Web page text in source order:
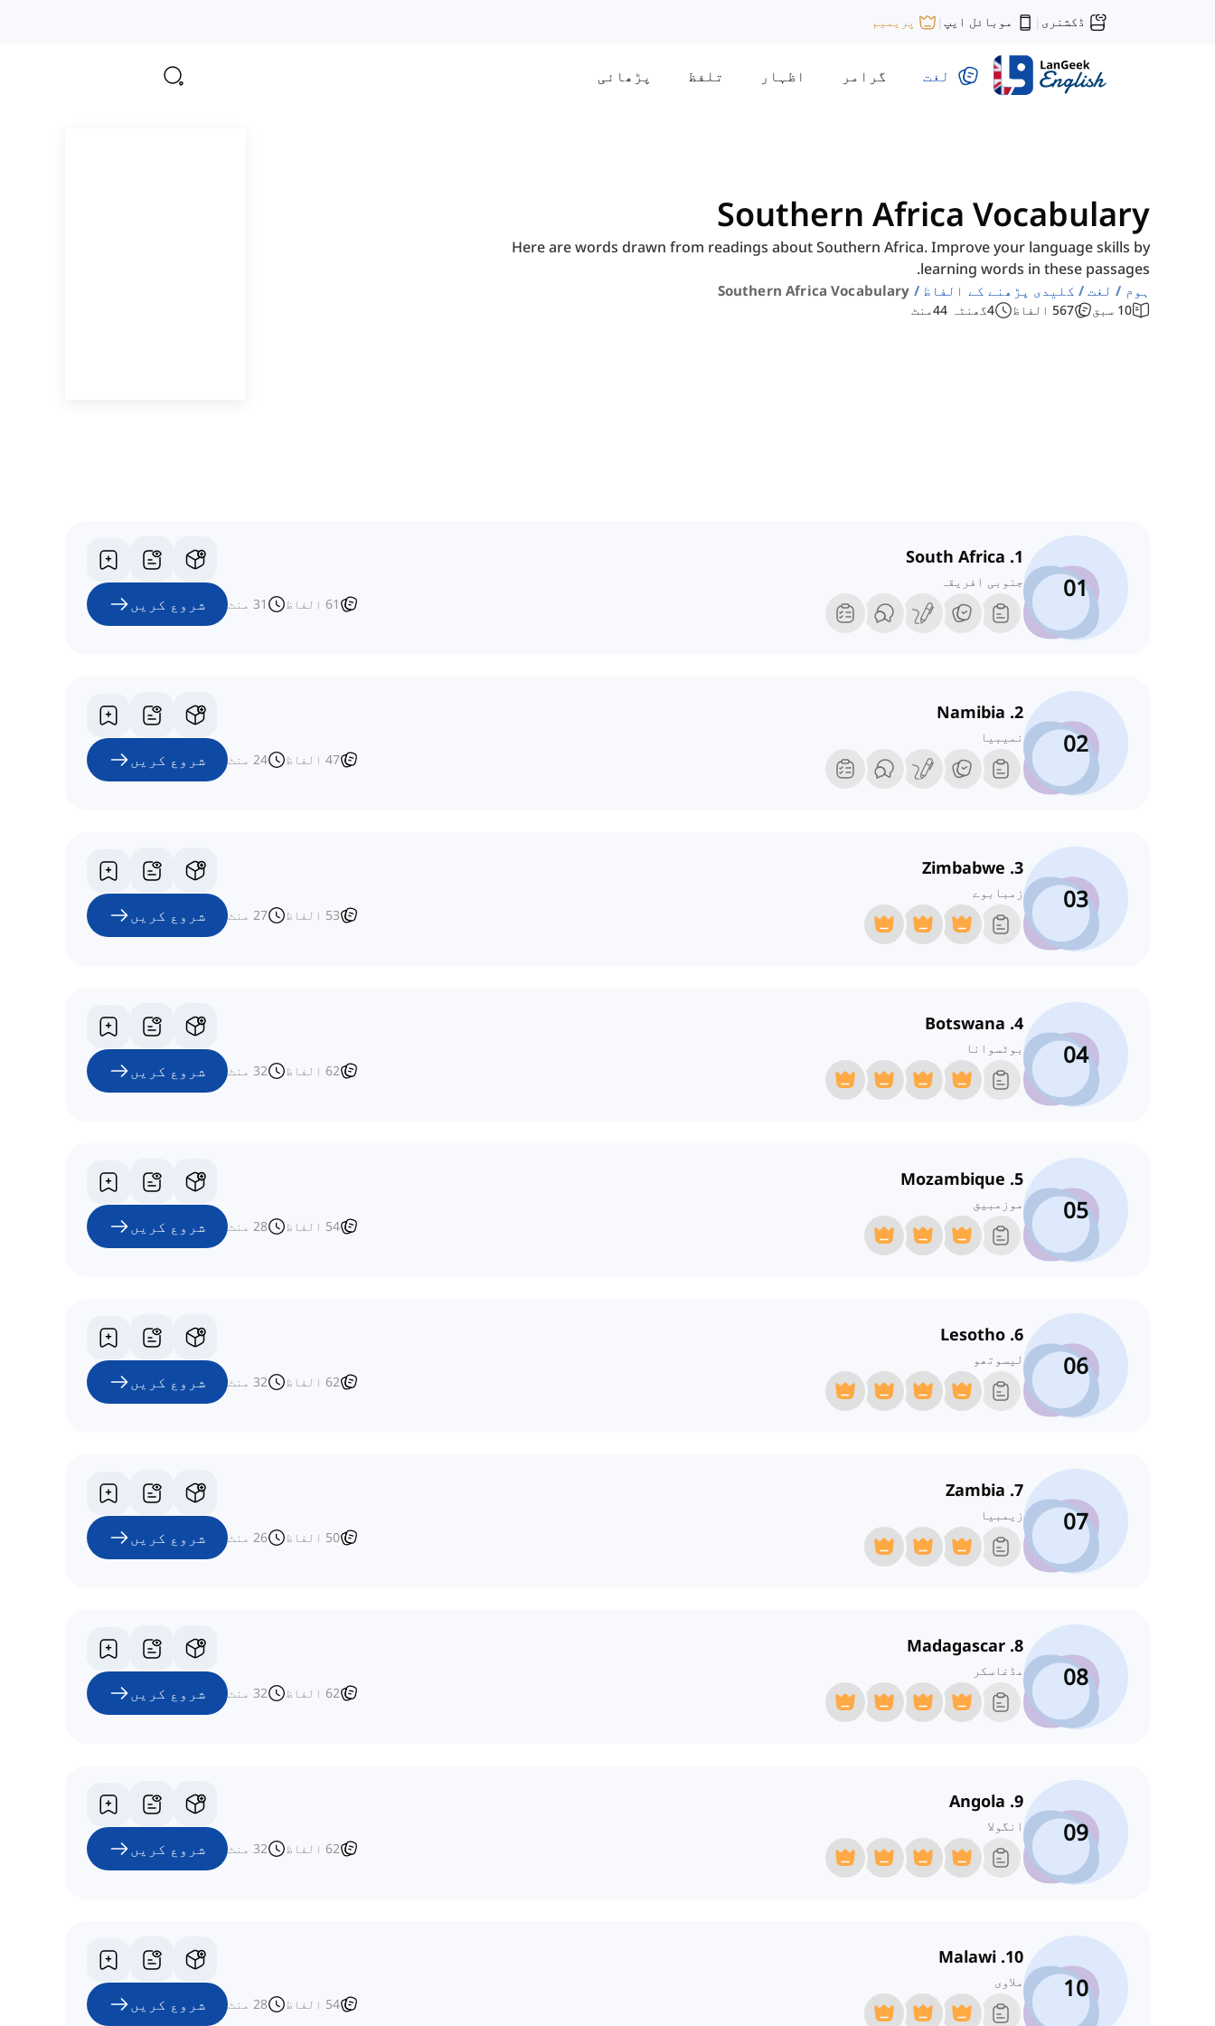
ڈکشنری | موبائل ایپ | پریمیم
لغت گرامر اظہار تلفظ پڑھائی
Southern Africa Vocabulary
Here are words drawn from readings about Southern Africa. Improve your language skills by
learning words in these passages.
ہوم لغت کلیدی پڑھنے کے الفاظ Southern Africa Vocabulary
10 سبق 567 الفاظ 4گھنٹہ 44منٹ
01
1. South Africa
جنوبی افریقہ
61 الفاظ 31 منٹ شروع کریں
02
2. Namibia
نمیبیا
47 الفاظ 24 منٹ شروع کریں
03
3. Zimbabwe
زمبابوے
53 الفاظ 27 منٹ شروع کریں
04
4. Botswana
بوٹسوانا
62 الفاظ 32 منٹ شروع کریں
05
5. Mozambique
موزمبیق
54 الفاظ 28 منٹ شروع کریں
06
6. Lesotho
لیسوتھو
62 الفاظ 32 منٹ شروع کریں
07
7. Zambia
زیمبیا
50 الفاظ 26 منٹ شروع کریں
08
8. Madagascar
مڈغاسکر
62 الفاظ 32 منٹ شروع کریں
09
9. Angola
انگولا
62 الفاظ 32 منٹ شروع کریں
10
10. Malawi
ملاوی
54 الفاظ 28 منٹ شروع کریں